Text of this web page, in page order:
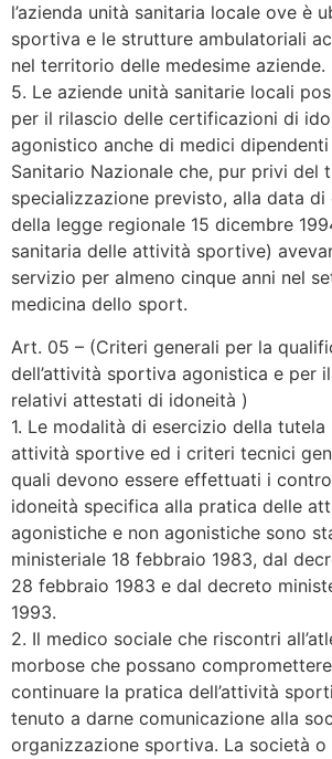
l’azienda unità sanitaria locale ove è
sportiva e le strutture ambulatoriali
nel territorio delle medesime aziende.
5. Le aziende unità sanitarie locali
per il rilascio delle certificazioni di
agonistico anche di medici
Sanitario Nazionale che, pur privi del
specializzazione previsto, alla data
della legge regionale 15 dicembre
sanitaria delle attività sportive)
servizio per almeno cinque anni nel
medicina dello sport.
Art. 05 – (Criteri generali per la
dell’attività sportiva agonistica e per
relativi attestati di idoneità )
1. Le modalità di esercizio della
attività sportive ed i criteri tecnici
quali devono essere effettuati i
idoneità specifica alla pratica delle
agonistiche e non agonistiche sono
ministeriale 18 febbraio 1983, dal
28 febbraio 1983 e dal decreto
1993.
2. Il medico sociale che riscontri
morbose che possano
continuare la pratica dell’attività
tenuto a darne comunicazione alla
organizzazione sportiva. La società o